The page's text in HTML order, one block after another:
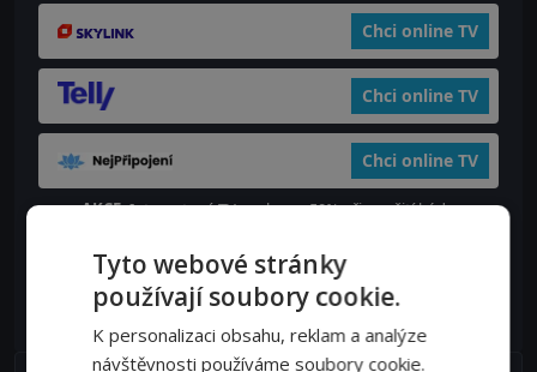
Chci online TV
Chci online TV
Chci online TV
AKCE:Internetová TV se slevou 50% při použití kódu
Chci online TV
Tyto webové stránky
používají soubory cookie.
K personalizaci obsahu, reklam a analýze
návštěvnosti používáme soubory cookie.